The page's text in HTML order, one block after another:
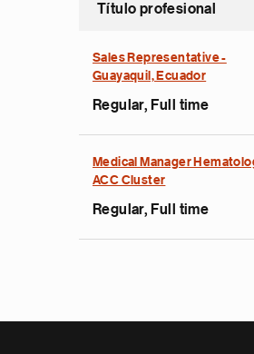
Título profesional
Sales Representative -
Guayaquil, Ecuador
Regular, Full time
Medical Manager
ACC Cluster
Regular, Full time